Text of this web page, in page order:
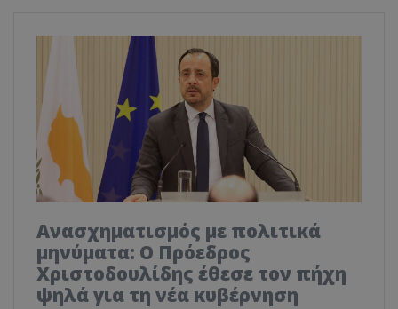
Ανασχηματισμός με πολιτικά
μηνύματα: Ο Πρόεδρος
Χριστοδουλίδης έθεσε τον πήχη
ψηλά για τη νέα κυβέρνηση